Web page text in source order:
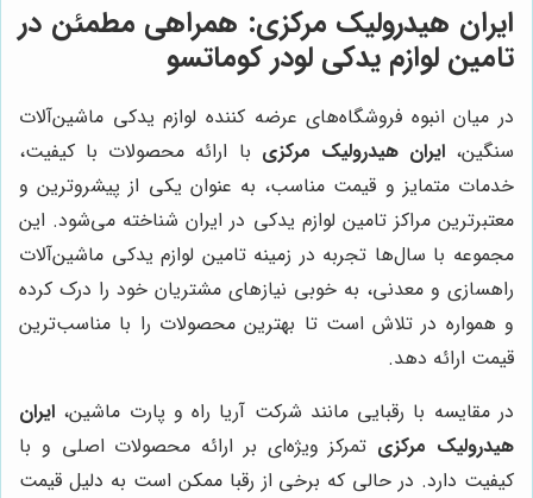
ایران هیدرولیک مرکزی: همراهی مطمئن در
تامین لوازم یدکی لودر کوماتسو
در میان انبوه فروشگاه‌های عرضه کننده لوازم یدکی ماشین‌آلات
سنگین،ایران هیدرولیک مرکزی با ارائه محصولات با کیفیت،
خدمات متمایز و قیمت مناسب، به عنوان یکی از پیشروترین و
معتبرترین مراکز تامین لوازم یدکی در ایران شناخته می‌شود. این
مجموعه با سال‌ها تجربه در زمینه تامین لوازم یدکی ماشین‌آلات
راهسازی و معدنی، به خوبی نیازهای مشتریان خود را درک کرده
و همواره در تلاش است تا بهترین محصولات را با مناسب‌ترین
قیمت ارائه دهد.
در مقایسه با رقبایی مانند شرکت آریا راه و پارت ماشین، ایران
هیدرولیک مرکزی تمرکز ویژه‌ای بر ارائه محصولات اصلی و با
کیفیت دارد. در حالی که برخی از رقبا ممکن است به دلیل قیمت